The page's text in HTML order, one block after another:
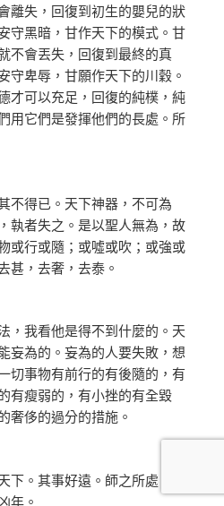
離失，回復到初生的嬰兒的狀
守黑暗，甘作天下的模式。甘
不會丟失，回復到最終的真
守卑辱，甘願作天下的川穀。
才可以充足，回復的純樸，純
用它們是發揮他們的長處。所
不得已。天下神器，不可為
執者失之。是以聖人無為，故
或行或隨；或噓或吹；或強或
甚，去奢，去泰。
，我看他是得不到什麼的。天
妄為的。妄為的人要失敗，想
切事物有前行的有後隨的，有
有瘦弱的，有小挫的有全毀
奢侈的過分的措施。
。其事好遠。師之所處，荊
年。